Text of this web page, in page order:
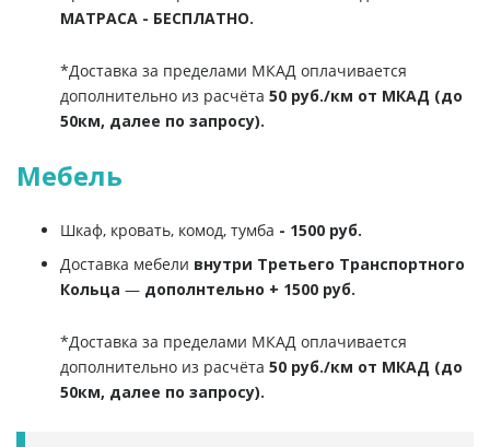
МАТРАСА - БЕСПЛАТНО.
*Доставка за пределами МКАД оплачивается
дополнительно из расчёта 50 руб./км от МКАД (до
50км, далее по запросу).
Мебель
Шкаф, кровать, комод, тумба - 1500 руб.
Доставка мебели внутри Третьего Транспортного
Кольца — дополнтельно + 1500 руб.
*Доставка за пределами МКАД оплачивается
дополнительно из расчёта 50 руб./км от МКАД (до
50км, далее по запросу).